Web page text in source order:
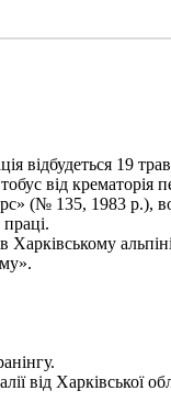
відбудеться 19
від крематорія
(№ 135, 1983 р.),
від Харківської